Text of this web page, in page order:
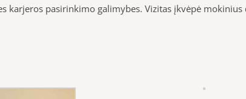
pasirinkimo galimybes. Vizitas įkvėpė mokinius